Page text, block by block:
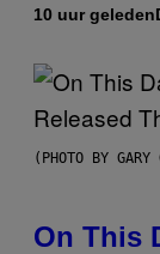
10 uur geleden
(PHOTO BY GARY
On This